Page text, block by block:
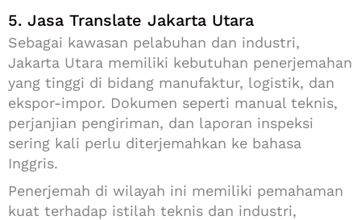
5. Jasa Translate Jakarta Utara
Sebagai kawasan pelabuhan dan industri,
Jakarta Utara memiliki kebutuhan penerjemahan
yang tinggi di bidang manufaktur, logistik, dan
ekspor-impor. Dokumen seperti manual teknis,
perjanjian pengiriman, dan laporan inspeksi
sering kali perlu diterjemahkan ke bahasa
Inggris.
Penerjemah di wilayah ini memiliki pemahaman
kuat terhadap istilah teknis dan industri,